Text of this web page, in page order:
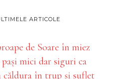
ARTICOLE
de Soare în miez
mici dar siguri ca
căldura în trup și suflet